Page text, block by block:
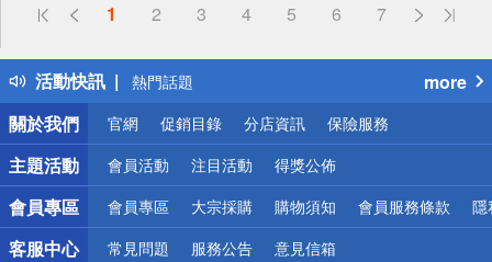
1 2 3 4 5 6 7
活動快訊
偏遠地區配送
得獎公告
熱門話題
銀行優惠
偏遠地區配送
詐騙網頁！請小心！
more
關於我們
官網 促銷目錄 分店資訊 保險服務
主題活動 會員活動 注目活動 得獎公佈
會員專區 會員專區 大宗採購 購物須知 會員服務條款 隱
客服中心 常見問題 服務公告 意見信箱